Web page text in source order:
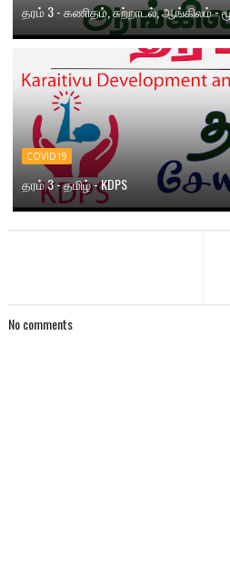
தரம் 3 - கணிதம், சுற்றாடல், ஆங்கிலம்
COVID19
தரம் 3 - தமிழ் - KDPS
No comments